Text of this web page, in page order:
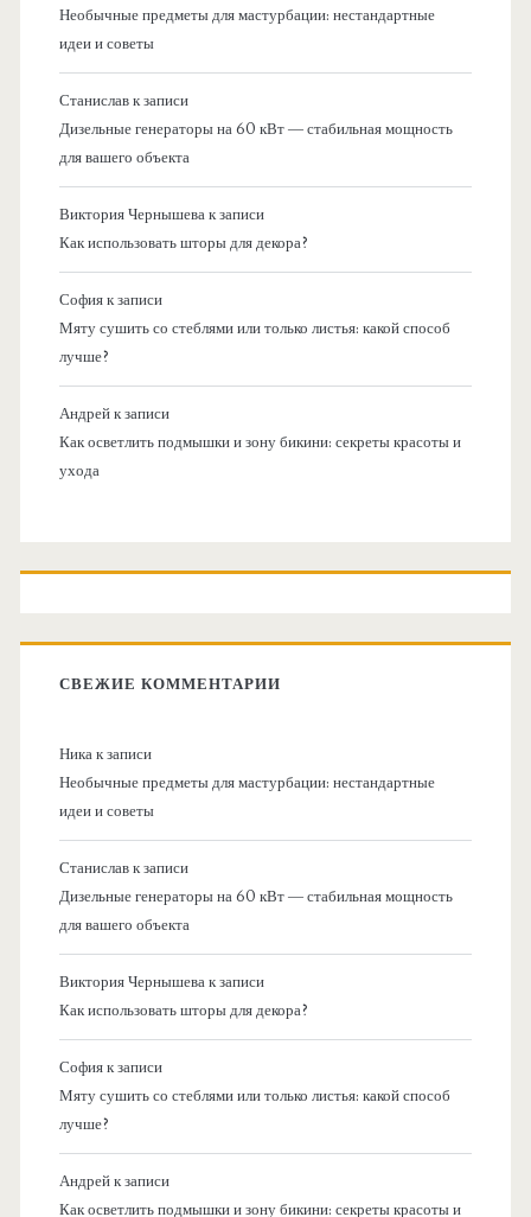
Необычные предметы для мастурбации: нестандартные
идеи и советы
Станиславк записи
Дизельные генераторы на 60 кВт — стабильная мощность
для вашего объекта
Виктория Чернышевак записи
Как использовать шторы для декора?
Софияк записи
Мяту сушить со стеблями или только листья: какой способ
лучше?
Андрейк записи
Как осветлить подмышки и зону бикини: секреты красоты и
ухода
СВЕЖИЕ КОММЕНТАРИИ
Никак записи
Необычные предметы для мастурбации: нестандартные
идеи и советы
Станиславк записи
Дизельные генераторы на 60 кВт — стабильная мощность
для вашего объекта
Виктория Чернышевак записи
Как использовать шторы для декора?
Софияк записи
Мяту сушить со стеблями или только листья: какой способ
лучше?
Андрейк записи
Как осветлить подмышки и зону бикини: секреты красоты и